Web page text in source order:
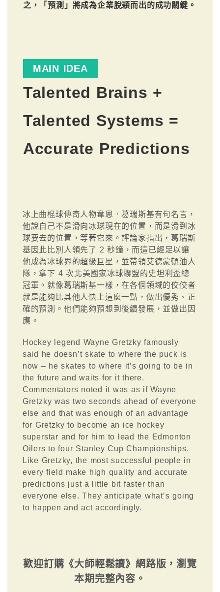
之，「預測」將成為企業脫穎而出的成功關鍵。
MAIN IDEA
Talented Brains +
Talented Systems =
Accurate Predictions
冰上曲棍球傳奇人物韋恩．葛瑞斯基有句名言，
他說自己不是滑向冰球現在的位置，而是滑到冰
球要去的位置，等著它來。評論家指出，葛瑞斯
基因此比別人領先了 2 秒鐘，而這已經足以讓
他成為冰球界的超級巨星，並帶領艾德蒙頓油人
隊，拿下 4 次北美國家冰球聯盟的史坦利盃總
冠軍。就像葛瑞斯基一樣，在各個領域的佼佼者
就是能夠比其他人快上這麼一點，做出優秀、正
確的預測。他們能夠預想到後續發展，並做出因
應。
Hockey legend Wayne Gretzky famously
said he doesn’t skate to where the puck is
now – he skates to where it’s going to be in
the future and waits for it there.
Commentators noted it was as if Wayne
Gretzky was two seconds ahead of everyone
else and that was enough of an advantage
for Gretzky to become an ice hockey
superstar and for him to lead the Edmonton
Oilers to four Stanley Cup Championships.
Like Gretzky, the most successful people in
every field make high quality and accurate
predictions just a little bit faster than
everyone else. They anticipate what’s going
to happen and act accordingly.
歡迎訂購《大師輕鬆讀》網路版，瀏覽
本期完整內容。